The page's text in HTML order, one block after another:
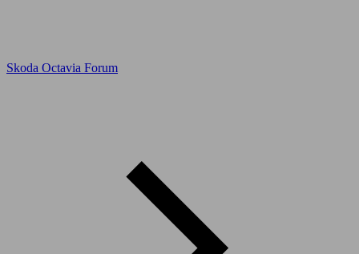
Skoda Octavia Forum